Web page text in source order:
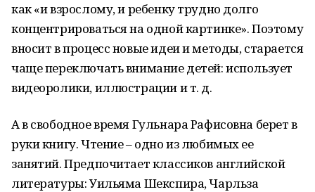
как «и взрослому, и ребенку трудно долго
концентрироваться на одной картинке». Поэтому
вносит в процесс новые идеи и методы, старается
чаще переключать внимание детей: использует
видеоролики, иллюстрации и т. д.
А в свободное время Гульнара Рафисовна берет в
руки книгу. Чтение – одно из любимых ее
занятий. Предпочитает классиков английской
литературы: Уильяма Шекспира, Чарльза